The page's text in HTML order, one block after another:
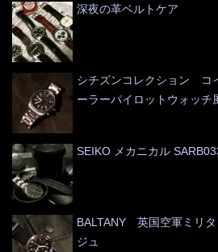
深夜の革ベルトケア
シチズンコレクション コ
ーラーパイロットウォッチ
SEIKO メカニカル
BALTANY 英国空軍ミリ
ジュ